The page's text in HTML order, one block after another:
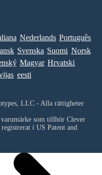
Nederlands Português
Svenska Suomi Norsk
Magyar Hrvatski
eesti
LLC - Alla rättigheter
som tillhör Clever
i US Patent and